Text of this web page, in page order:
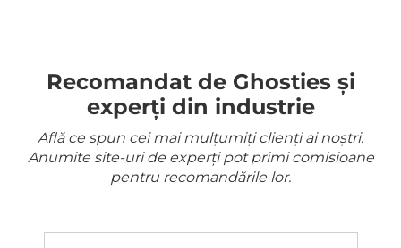
Recomandat de Ghosties și
experți din industrie
Află ce spun cei mai mulțumiți clienți ai noștri.
Anumite site-uri de experți pot primi comisioane
pentru recomandările lor.